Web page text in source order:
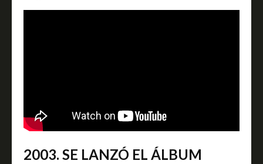
2003. SE LANZÓ EL ÁLBUM